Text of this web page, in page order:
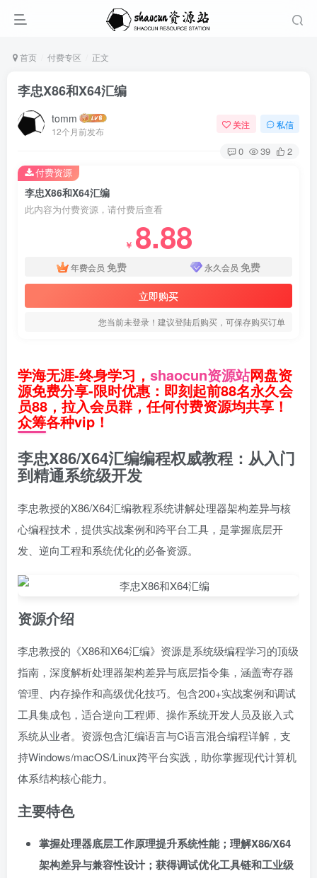
首页 付费专区 正文
李忠X86和X64汇编
tomm
12个月前发布
关注 私信
0 39 2
李忠X86和X64汇编
此内容为付费资源，请付费后查看
￥ 8.88
年费会员 免费 永久会员 免费
立即购买
您当前未登录！建议登陆后购买，可保存购买订单
付费资源
学海无涯-终身学习， shaocun资源站网盘资
源免费分享-限时优惠：即刻起前88名永久会
员88，拉入会员群，任何付费资源均共享！
众筹各种vip！
李忠X86/X64汇编编程权威教程：从入门
到精通系统级开发
李忠教授的X86/X64汇编教程系统讲解处理器架构差异与核
心编程技术，提供实战案例和跨平台工具，是掌握底层开
发、逆向工程和系统优化的必备资源。
资源介绍
李忠教授的《X86和X64汇编》资源是系统级编程学习的顶级
指南，深度解析处理器架构差异与底层指令集，涵盖寄存器
管理、内存操作和高级优化技巧。包含200+实战案例和调试
工具集成包，适合逆向工程师、操作系统开发人员及嵌入式
系统从业者。资源包含汇编语言与C语言混合编程详解，支
持Windows/macOS/Linux跨平台实践，助你掌握现代计算机
体系结构核心能力。
主要特色
掌握处理器底层工作原理提升系统性能；理解X86/X64
架构差异与兼容性设计；获得调试优化工具链和工业级